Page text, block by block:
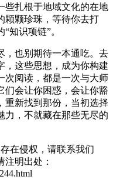
些扎根于地域文化的在地
颗颗珍珠，等待你去打
知识项链”。
，也别期待一本通吃。去
，这些思想，成为你构建
次阅读，都是一次与大师
们会让你困惑，会让你豁
重新找到那份，当初选择
力，不就藏在那些无尽的
在侵权，请联系我们
注明出处：